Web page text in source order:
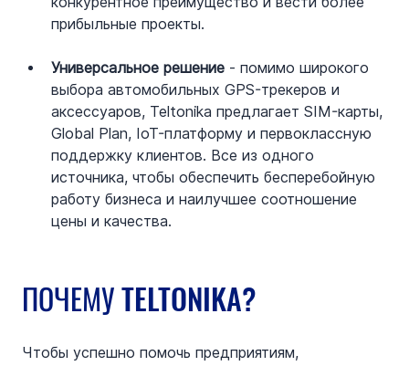
прибыльные проекты.
Универсальное решение - помимо широкого
выбора автомобильных GPS-трекеров и
аксессуаров, Teltonika предлагает SIM-карты,
Global Plan, IoT-платформу и первоклассную
поддержку клиентов. Все из одного
источника, чтобы обеспечить бесперебойную
работу бизнеса и наилучшее соотношение
цены и качества.
ПОЧЕМУ TELTONIKA?
Чтобы успешно помочь предприятиям,